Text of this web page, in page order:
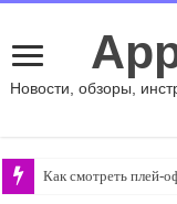
Новости, обзоры,
Как смотреть плей-